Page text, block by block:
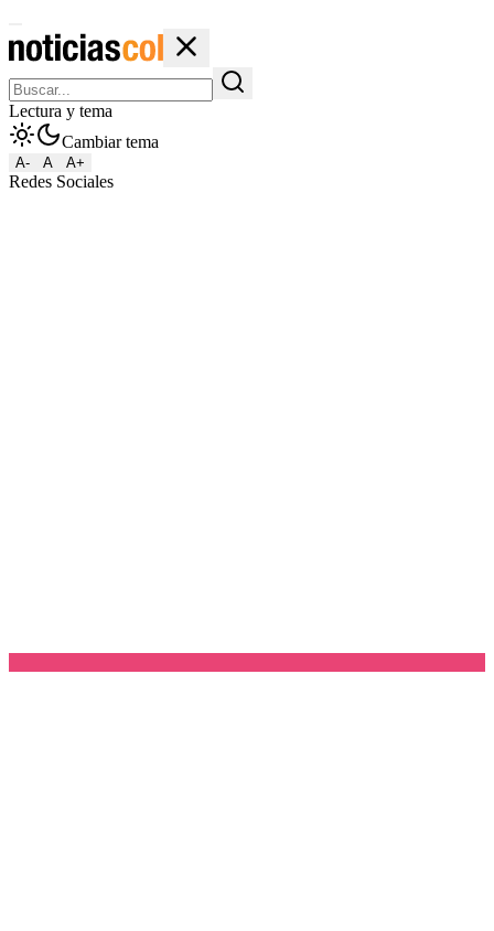
Lectura y tema
Cambiar tema
A- A A+
Redes Sociales